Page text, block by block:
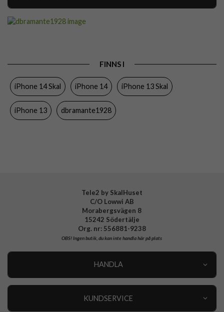
Färg
Material Återvunnen plast, Äkta läder
Varumärke
FINNS I
iPhone 14 Skal iPhone 14 iPhone 13 Skal
iPhone 13 dbramante1928
Tele2 by SkalHuset
C/O Lowwi AB
Morabergsvägen 8
15242 Södertälje
Org. nr: 556881-9238
OBS!Ingen butik, du kan inte handla här på plats
HANDLA
KUNDSERVICE